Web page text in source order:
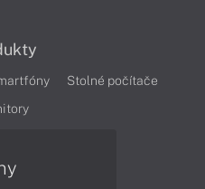
Stolné počítače